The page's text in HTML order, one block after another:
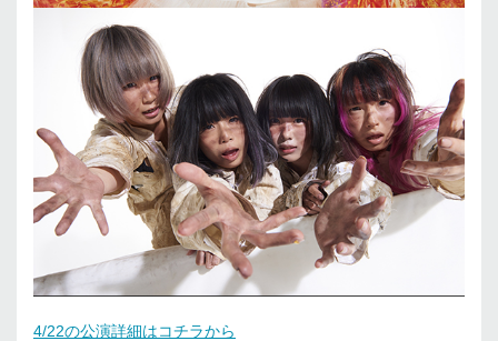
4/22の公演詳細はコチラから